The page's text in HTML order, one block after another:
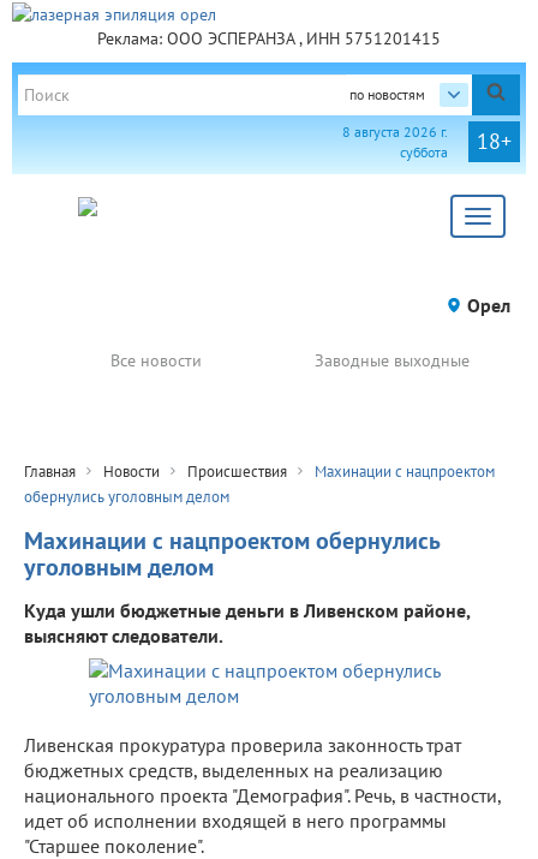
Реклама: ООО ЭСПЕРАНЗА , ИНН 5751201415
по новостям
18+
8 августа 2026 г.
суббота
Toggle
Орел
Все новости Заводные выходные
Главная Новости Происшествия
Махинации с нацпроектом
обернулись уголовным делом
Махинации с нацпроектом обернулись
уголовным делом
Куда ушли бюджетные деньги в Ливенском районе,
выясняют следователи.
Ливенская прокуратура проверила законность трат
бюджетных средств, выделенных на реализацию
национального проекта "Демография". Речь, в частности,
идет об исполнении входящей в него программы
"Старшее поколение".